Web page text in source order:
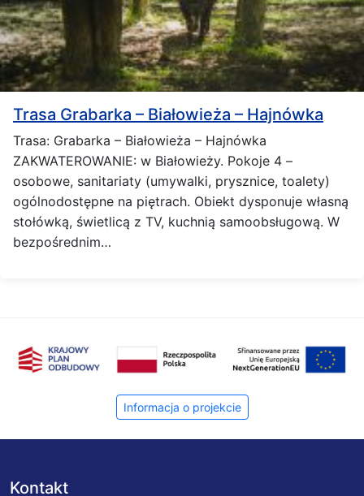
Trasa Grabarka – Białowieża – Hajnówka
Trasa: Grabarka – Białowieża – Hajnówka
ZAKWATEROWANIE: w Białowieży. Pokoje 4 –
osobowe, sanitariaty (umywalki, prysznice, toalety)
ogólnodostępne na piętrach. Obiekt dysponuje własną
stołówką, świetlicą z TV, kuchnią samoobsługową. W
bezpośrednim…
Informacja o projekcie
Kontakt